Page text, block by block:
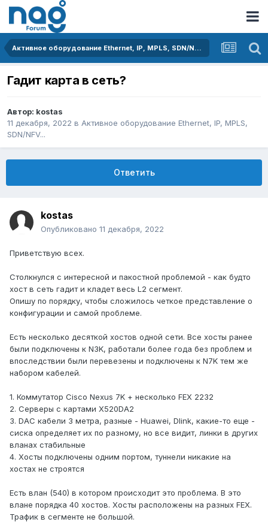
Активное оборудование Ethernet, IP, MPLS, SDN/NFV...
Гадит карта в сеть?
Автор: kostas
11 декабря, 2022 в Активное оборудование Ethernet, IP, MPLS,
SDN/NFV...
Ответить
kostas
Опубликовано 11 декабря, 2022
Приветствую всех.
Столкнулся с интересной и пакостной проблемой - как будто
хост в сеть гадит и кладет весь L2 сегмент.
Опишу по порядку, чтобы сложилось четкое представление о
конфигурации и самой проблеме.
Есть несколько десяткой хостов одной сети. Все хосты ранее
были подключены к N3K, работали более года без проблем и
впоследствии были перевезены и подключены к N7K тем же
набором кабелей.
1. Коммутатор Cisco Nexus 7K + несколько FEX 2232
2. Серверы с картами X520DA2
3. DAC кабели 3 метра, разные - Huawei, Dlink, какие-то еще -
сиска определяет их по разному, но все видит, линки в других
вланах стабильные
4. Хосты подключены одним портом, туннели никакие на
хостах не строятся
Есть влан (540) в котором происходит это проблема. В это
влане порядка 40 хостов. Хосты расположены на разных FEX.
Трафик в сегменте не большой.